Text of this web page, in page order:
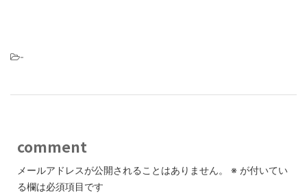
-
comment
メールアドレスが公開されることはありません。 ※ が付いてい
る欄は必須項目です